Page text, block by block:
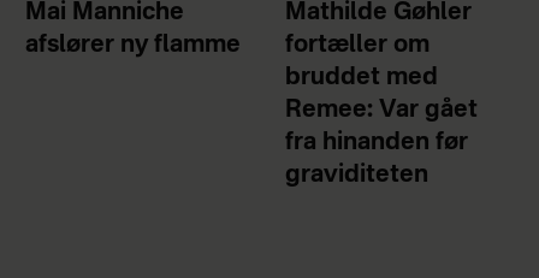
Mai Manniche
afslører ny flamme
Mathilde Gøhler
fortæller om
bruddet med
Remee: Var gået
fra hinanden før
graviditeten